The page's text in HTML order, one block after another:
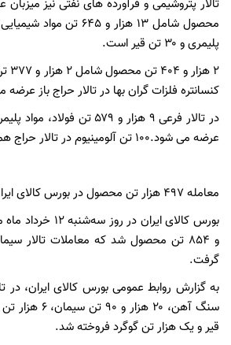
پلیمری و ۳۰ تن قیر است.
کنسانتره فلزات گران بها در تالار حراج باز
در تالار فرعی ۹ هزار و ۵۷۹ تن
عرضه می شود.۱۰۰ تن آلومینیوم در تالار حراج همزمان عرضه می شود.
معامله ۴۹۷ هزار تن محصول در بورس کالای ایران در 12 خرداد
و ۸۵۴ تن محصول شد که معاملات تالار
گرفت.
قیر و یک هزار تن گوگرد فروخته شد.